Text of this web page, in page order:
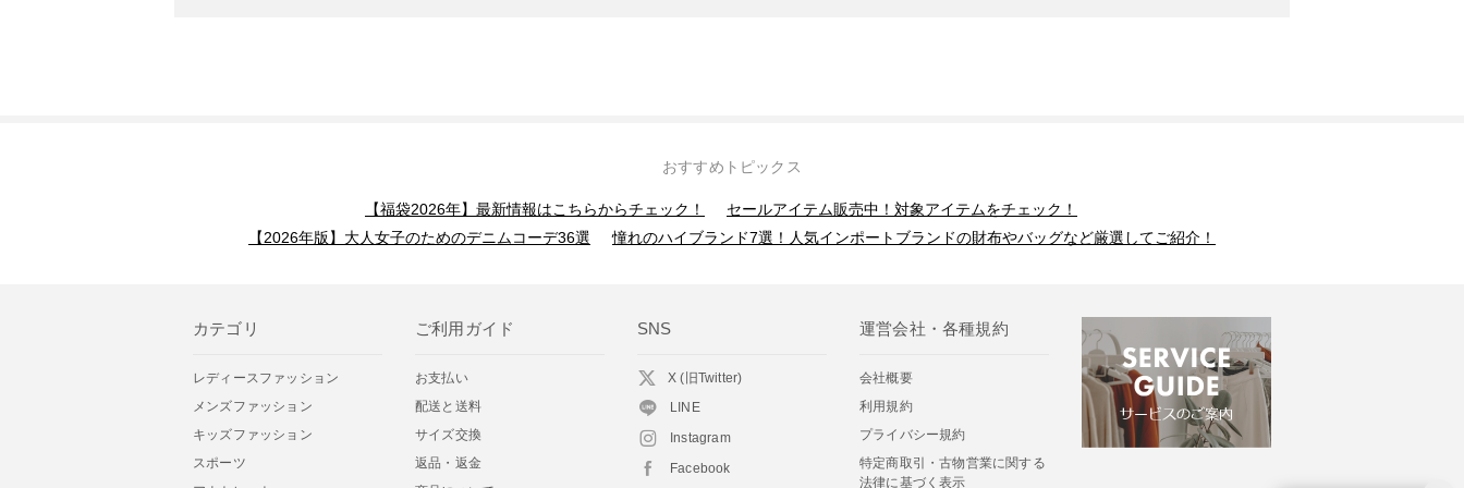
おすすめトピックス
【福袋2026年】最新情報はこちらからチェック！
セールアイテム販売中！対象アイテムをチェック！
【2026年版】大人女子のためのデニムコーデ36選
憧れのハイブランド7選！人気インポートブランドの財布やバッグなど厳選してご紹介！
カテゴリ
レディースファッション
メンズファッション
キッズファッション
スポーツ
ご利用ガイド
お支払い
配送と送料
サイズ交換
返品・返金
SNS
X (旧Twitter)
LINE
Instagram
Facebook
運営会社・各種規約
会社概要
利用規約
プライバシー規約
特定商取引・古物営業に関する
法律に基づく表示